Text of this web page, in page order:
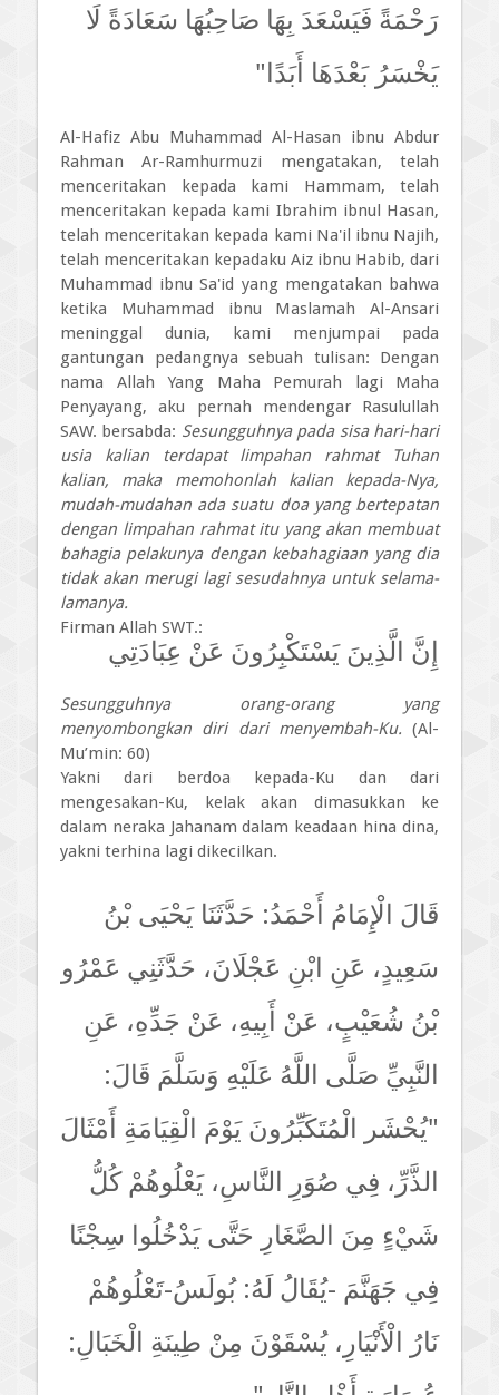
رَحْمَةً فَيَسْعَدَ بِهَا صَاحِبُهَا سَعَادَةً لَا
يَخْسَرُ بَعْدَهَا أَبَدًا"
Al-Hafiz Abu Muhammad Al-Hasan ibnu Abdur
Rahman Ar-Ramhurmuzi mengatakan, telah
menceritakan kepada kami Hammam, telah
menceritakan kepada kami Ibrahim ibnul Hasan,
telah menceritakan kepada kami Na'il ibnu Najih,
telah menceritakan kepadaku Aiz ibnu Habib, dari
Muhammad ibnu Sa'id yang mengatakan bahwa
ketika Muhammad ibnu Maslamah Al-Ansari
meninggal dunia, kami menjumpai pada
gantungan pedangnya sebuah tulisan: Dengan
nama Allah Yang Maha Pemurah lagi Maha
Penyayang, aku pernah mendengar Rasulullah
SAW. bersabda: Sesungguhnya pada sisa hari-hari
usia kalian terdapat limpahan rahmat Tuhan
kalian, maka memohonlah kalian kepada-Nya,
mudah-mudahan ada suatu doa yang bertepatan
dengan limpahan rahmat itu yang akan membuat
bahagia pelakunya dengan kebahagiaan yang dia
tidak akan merugi lagi sesudahnya untuk selama-
lamanya.
Firman Allah SWT.:
إِنَّ الَّذِينَ يَسْتَكْبِرُونَ عَنْ عِبَادَتِي
Sesungguhnya orang-orang yang
menyombongkan diri dari menyembah-Ku. (Al-
Mu’min: 60)
Yakni dari berdoa kepada-Ku dan dari
mengesakan-Ku, kelak akan dimasukkan ke
dalam neraka Jahanam dalam keadaan hina dina,
yakni terhina lagi dikecilkan.
قَالَ الْإِمَامُ أَحْمَدُ: حَدَّثَنَا يَحْيَى بْنُ
سَعِيدٍ، عَنِ ابْنِ عَجْلَانَ، حَدَّثَنِي عَمْرُو
بْنُ شُعَيْبٍ، عَنْ أَبِيهِ، عَنْ جَدِّهِ، عَنِ
النَّبِيِّ صَلَّى اللَّهُ عَلَيْهِ وَسَلَّمَ قَالَ:
"يُحْشَر الْمُتَكَبِّرُونَ يَوْمَ الْقِيَامَةِ أَمْثَالَ
الذَّرِّ، فِي صُوَرِ النَّاسِ، يَعْلُوهُمْ كُلُّ
شَيْءٍ مِنَ الصَّغَارِ حَتَّى يَدْخُلُوا سِجْنًا
فِي جَهَنَّمَ -يُقَالُ لَهُ: بُولَسُ-تَعْلُوهُمْ
نَارُ الْأَنْيَارِ، يُسْقَوْنَ مِنْ طِينَةِ الْخَبَالِ: